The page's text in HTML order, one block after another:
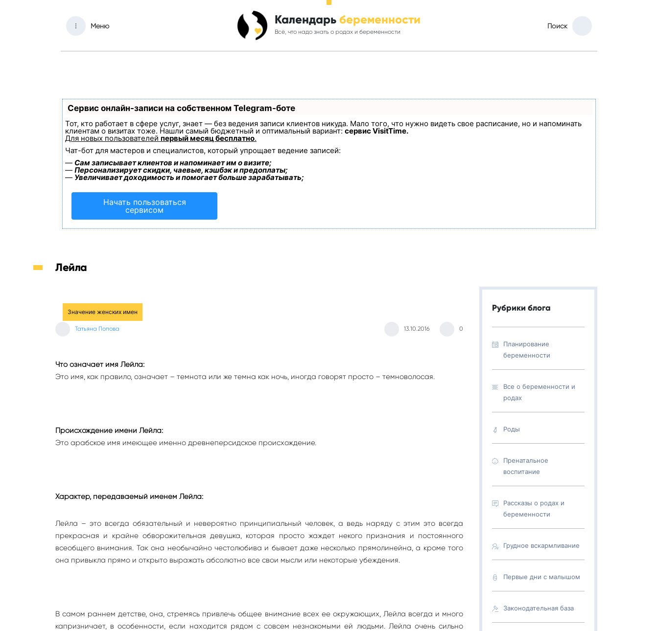
Меню Календарь беременности
Всё, что надо знать о родах и беременности
Поиск
Сервис онлайн-записи на собственном Telegram-боте
Тот, кто работает в сфере услуг, знает — без ведения записи клиентов никуда. Мало того, что нужно видеть свое расписание, но и напоминать
клиентам о визитах тоже. Нашли самый бюджетный и оптимальный вариант: сервис VisitTime.
Для новых пользователей первый месяц бесплатно.
Чат-бот для мастеров и специалистов, который упрощает ведение записей:
— Сам записывает клиентов и напоминает им о визите;
— Персонализирует скидки, чаевые, кэшбэк и предоплаты;
— Увеличивает доходимость и помогает больше зарабатывать;
Начать пользоваться
сервисом
Лейла
Значение женских имен
Татьяна Попова 13.10.2016 0
Что означает имя Лейла:
Это имя, как правило, означает – темнота или же темна как ночь, иногда говорят просто – темноволосая.
Происхождение имени Лейла:
Это арабское имя имеющее именно древнеперсидское происхождение.
Характер, передаваемый именем Лейла:
Лейла – это всегда обязательный и невероятно принципиальный человек, а ведь наряду с этим это всегда
прекрасная и крайне обворожительная девушка, которая просто жаждет некого признания и постоянного
всеобщего внимания. Так она необычайно честолюбива и бывает даже несколько прямолинейна, а кроме того
она привыкла прямо и открыто выражать абсолютно все свои мысли или некоторые убеждения.
В самом раннем детстве, она, стремясь привлечь общее внимание всех ее окружающих, Лейла всегда и много
капризничает, в особенности, если находится рядом с совсем незнакомыми ей людьми. Лейла очень сильно
Рубрики блога
Планирование
беременности
Все о беременности и
родах
Роды
Пренатальное
воспитание
Рассказы о родах и
беременности
Грудное вскармливание
Первые дни с малышом
Законодательная база